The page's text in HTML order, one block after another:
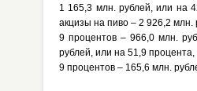
1 165,3 млн. рублей, или на
акцизы на пиво – 2 926,2
9 процентов – 966,0 млн.
рублей, или на 51,9
9 процентов – 165,6 млн.